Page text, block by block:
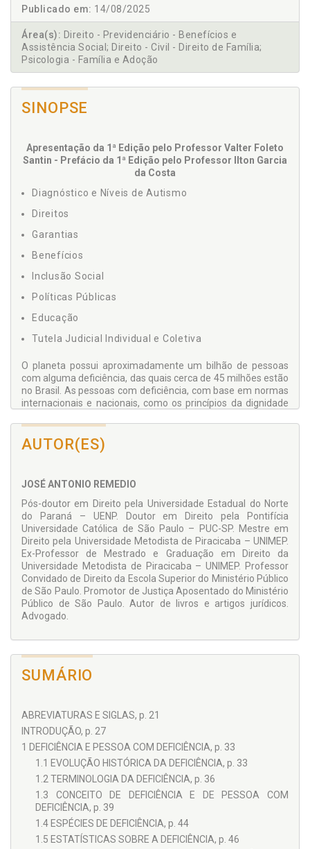
Publicado em: 14/08/2025
Área(s): Direito - Previdenciário - Benefícios e
Assistência Social; Direito - Civil - Direito de Família;
Psicologia - Família e Adoção
SINOPSE
Apresentação da 1ª Edição pelo Professor Valter Foleto
Santin - Prefácio da 1ª Edição pelo Professor Ilton Garcia
da Costa
Diagnóstico e Níveis de Autismo
Direitos
Garantias
Benefícios
Inclusão Social
Políticas Públicas
Educação
Tutela Judicial Individual e Coletiva
O planeta possui aproximadamente um bilhão de pessoas
com alguma deficiência, das quais cerca de 45 milhões estão
no Brasil. As pessoas com deficiência, com base em normas
internacionais e nacionais, como os princípios da dignidade
pessoas com direitos e deveres iguais a todo e qualquer ser
humano. Todavia, embora a legislação brasileira seja
bastante avançada a respeito do tema, as dificuldades para
pessoas com deficiência, em especial o direito à educação,
são enormes no país, o que acaba dificultando e até mesmo
inviabilizando a concretização de seus direitos próprios e
gerais e sua inclusão social.
A obra, ao estudar de forma analítica e com profundidade
científica as características da deficiência e do autismo, ao
arrolar e analisar uma série de direitos e benefícios próprios
das pessoas com deficiência, ao abordar questões afetas à
inclusão social e às políticas públicas, ao tratar do direito à
educação, ao abordar os interesses e direitos individuais e
transindividuais, e ao tratar dos instrumentos judiciais de
tutela individual e coletiva relativamente às pessoas com
meio da utilização de instrumentos de tutela judicial
individual e coletiva para sua concretização, o que sem
AUTOR(ES)
JOSÉ ANTONIO REMEDIO
Pós-doutor em Direito pela Universidade Estadual do Norte
do Paraná – UENP. Doutor em Direito pela Pontifícia
Universidade Católica de São Paulo – PUC-SP. Mestre em
Direito pela Universidade Metodista de Piracicaba – UNIMEP.
Ex-Professor de Mestrado e Graduação em Direito da
Universidade Metodista de Piracicaba – UNIMEP. Professor
Convidado de Direito da Escola Superior do Ministério Público
de São Paulo. Promotor de Justiça Aposentado do Ministério
Público de São Paulo. Autor de livros e artigos jurídicos.
Advogado.
SUMÁRIO
ABREVIATURAS E SIGLAS, p. 21
INTRODUÇÃO, p. 27
1 DEFICIÊNCIA E PESSOA COM DEFICIÊNCIA, p. 33
1.1 EVOLUÇÃO HISTÓRICA DA DEFICIÊNCIA, p. 33
1.2 TERMINOLOGIA DA DEFICIÊNCIA, p. 36
1.3 CONCEITO DE DEFICIÊNCIA E DE PESSOA COM
DEFICIÊNCIA, p. 39
1.4 ESPÉCIES DE DEFICIÊNCIA, p. 44
1.5 ESTATÍSTICAS SOBRE A DEFICIÊNCIA, p. 46